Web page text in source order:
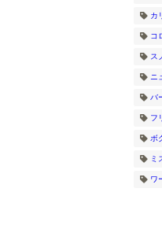
カ
コ
ス
ニ
バ
フ
ボ
ミ
ワ